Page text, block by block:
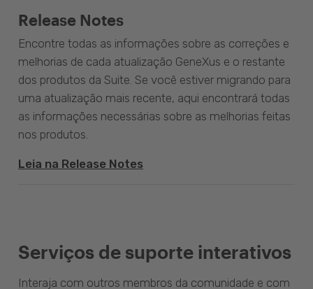
Release Notes
Encontre todas as informações sobre as correções e
melhorias de cada atualização GeneXus e o restante
dos produtos da Suite. Se você estiver migrando para
uma atualização mais recente, aqui encontrará todas
as informações necessárias sobre as melhorias feitas
nos produtos.
Leia na Release Notes
Serviços de suporte interativos
Interaja com outros membros da comunidade e com